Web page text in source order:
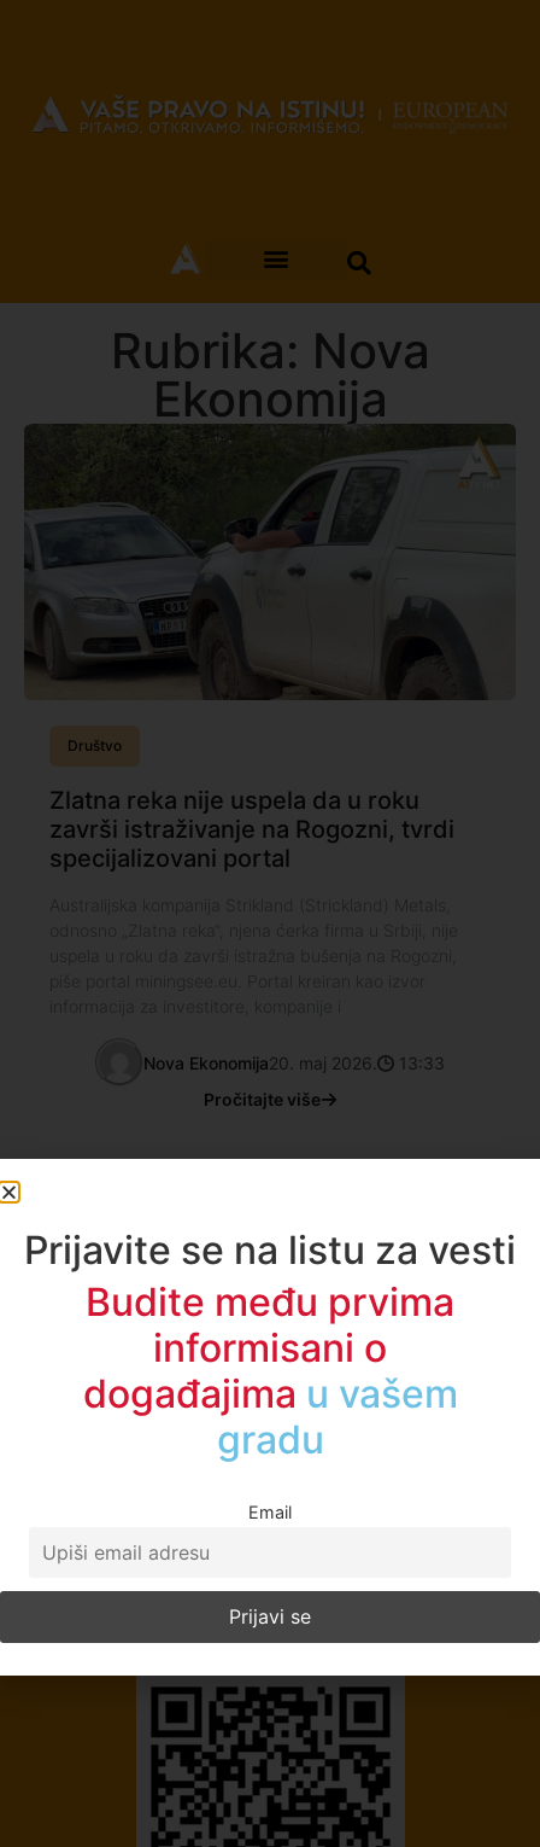
Rubrika: Nova
Ekonomija
Društvo
Zlatna reka nije uspela da u roku
završi istraživanje na Rogozni, tvrdi
specijalizovani portal
Nova Ekonomija20. maj 2026.
13:33
Pročitajte više
Početna
O Nama
Politika Privatnosti
Uslovi korišćenja
Kontakt
Prijavite se na listu za vesti
Budite među prvima
informisani o
događajima u vašem
gradu
Email